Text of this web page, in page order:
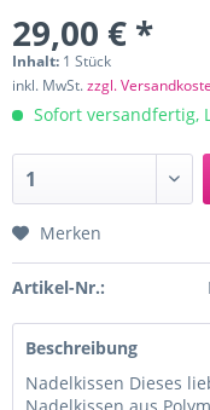
29,00 € *
Inhalt: 1 Stück
inkl. MwSt.zzgl.
Sofort versandfertig,
Merken
Artikel-Nr.:
Beschreibung
Nadelkissen Dieses